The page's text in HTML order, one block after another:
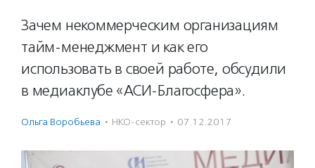
Зачем некоммерческим организациям
тайм-менеджмент и как его
использовать в своей работе, обсудили
в медиаклубе «АСИ-Благосфера».
Ольга Воробьева · НКО-сектор · 07.12.2017